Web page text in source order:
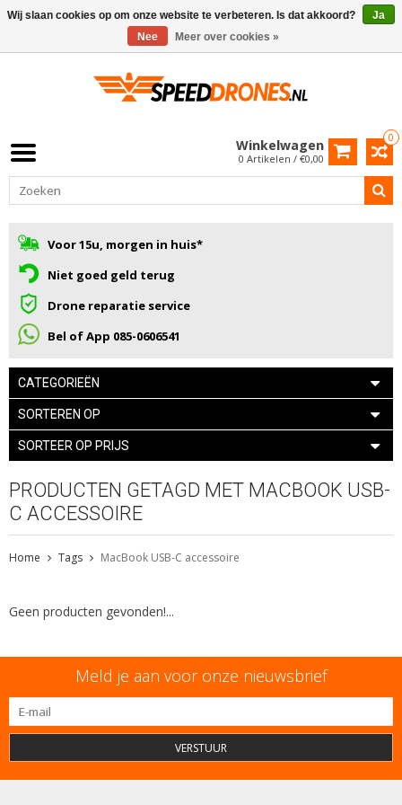
0
Winkelwagen
0 Artikelen / €0,00
Voor 15u, morgen in huis*
Niet goed geld terug
Drone reparatie service
Bel of App 085-0606541
CATEGORIEËN
SORTEREN OP
SORTEER OP PRIJS
PRODUCTEN GETAGD MET MACBOOK USB-
C ACCESSOIRE
Home Tags MacBook USB-C accessoire
Geen producten gevonden!...
Meld je aan voor onze nieuwsbrief
VERSTUUR
Wij slaan cookies op om onze website te verbeteren. Is dat akkoord?
Ja
Nee
Meer over cookies »